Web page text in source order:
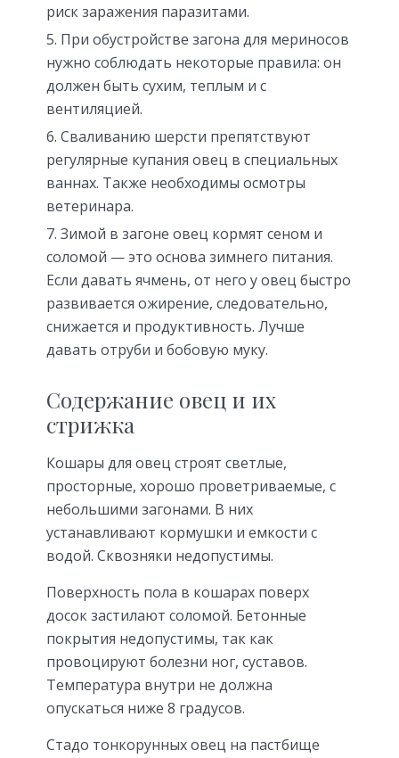
риск заражения паразитами.
При обустройстве загона для мериносов
нужно соблюдать некоторые правила: он
должен быть сухим, теплым и с
вентиляцией.
Сваливанию шерсти препятствуют
регулярные купания овец в специальных
ваннах. Также необходимы осмотры
ветеринара.
Зимой в загоне овец кормят сеном и
соломой — это основа зимнего питания.
Если давать ячмень, от него у овец быстро
развивается ожирение, следовательно,
снижается и продуктивность. Лучше
давать отруби и бобовую муку.
Содержание овец и их
стрижка
Кошары для овец строят светлые,
просторные, хорошо проветриваемые, с
небольшими загонами. В них
устанавливают кормушки и емкости с
водой. Сквозняки недопустимы.
Поверхность пола в кошарах поверх
досок застилают соломой. Бетонные
покрытия недопустимы, так как
провоцируют болезни ног, суставов.
Температура внутри не должна
опускаться ниже 8 градусов.
Стадо тонкорунных овец на пастбище